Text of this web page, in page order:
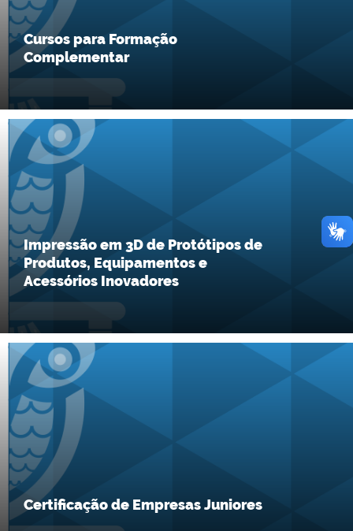
Cursos para Formação
Complementar
Impressão em 3D de Protótipos de
Produtos, Equipamentos e
Acessórios Inovadores
Certificação de Empresas Juniores